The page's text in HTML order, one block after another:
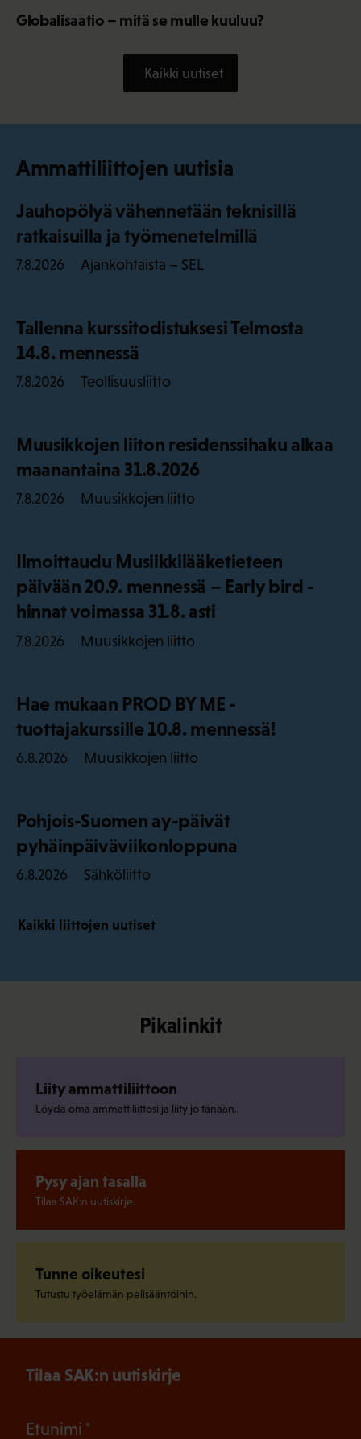
Globalisaatio – mitä se mulle kuuluu?
Kaikki uutiset
Ammattiliittojen uutisia
Jauhopölyä vähennetään teknisillä
ratkaisuilla ja työmenetelmillä
7.8.2026 Ajankohtaista – SEL
Tallenna kurssitodistuksesi Telmosta
14.8. mennessä
7.8.2026 Teollisuusliitto
Muusikkojen liiton residenssihaku alkaa
maanantaina 31.8.2026
7.8.2026 Muusikkojen liitto
Ilmoittaudu Musiikkilääketieteen
päivään 20.9. mennessä – Early bird -
hinnat voimassa 31.8. asti
7.8.2026 Muusikkojen liitto
Hae mukaan PROD BY ME -
tuottajakurssille 10.8. mennessä!
6.8.2026 Muusikkojen liitto
Pohjois-Suomen ay-päivät
pyhäinpäiväviikonloppuna
6.8.2026 Sähköliitto
Kaikki liittojen uutiset
Pikalinkit
Liity ammattiliittoon
Löydä oma ammattiliittosi ja liity jo tänään.
Pysy ajan tasalla
Tilaa SAK:n uutiskirje.
Tunne oikeutesi
Tutustu työelämän pelisääntöihin.
Tilaa SAK:n uutiskirje
Etunimi